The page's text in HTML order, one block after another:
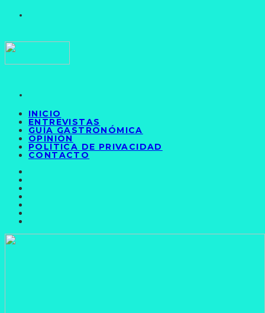
INICIO
ENTREVISTAS
GUÍA GASTRONÓMICA
OPINIÓN
POLÍTICA DE PRIVACIDAD
CONTACTO